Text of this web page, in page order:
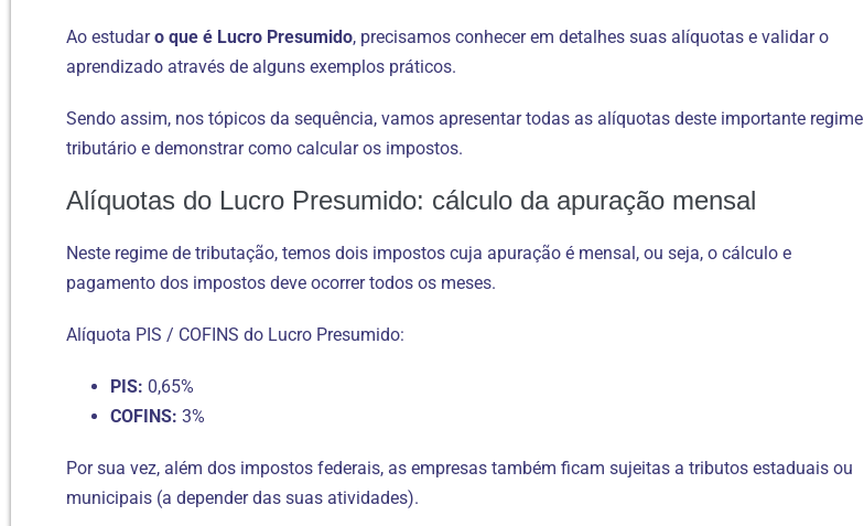
Ao estudaro que é Lucro Presumido, precisamos conhecer em detalhes suas alíquotas e validar o
aprendizado através de alguns exemplos práticos.
Sendo assim, nos tópicos da sequência, vamos apresentar todas as alíquotas deste importante regime
tributário e demonstrar como calcular os impostos.
Alíquotas do Lucro Presumido: cálculo da apuração mensal
Neste regime de tributação, temos dois impostos cuja apuração é mensal, ou seja, o cálculo e
pagamento dos impostos deve ocorrer todos os meses.
Alíquota PIS / COFINS do Lucro Presumido:
PIS: 0,65%
COFINS: 3%
Por sua vez, além dos impostos federais, as empresas também ficam sujeitas a tributos estaduais ou
municipais (a depender das suas atividades).